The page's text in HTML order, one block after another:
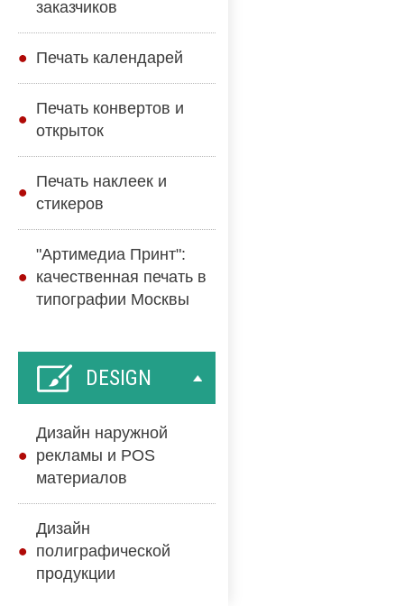
заказчиков
Печать календарей
Печать конвертов и
открыток
Печать наклеек и
стикеров
"Артимедиа Принт":
качественная печать в
типографии Москвы
DESIGN
Дизайн наружной
рекламы и POS
материалов
Дизайн
полиграфической
продукции